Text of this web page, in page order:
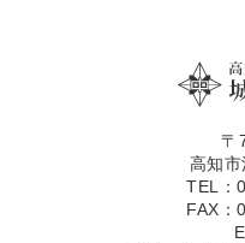
〒
高知
TEL：
FAX：